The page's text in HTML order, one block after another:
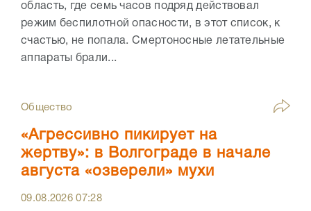
область, где семь часов подряд действовал
режим беспилотной опасности, в этот список, к
счастью, не попала. Смертоносные летательные
аппараты брали...
Общество
«Агрессивно пикирует на
жертву»: в Волгограде в начале
августа «озверели» мухи
09.08.202607:28